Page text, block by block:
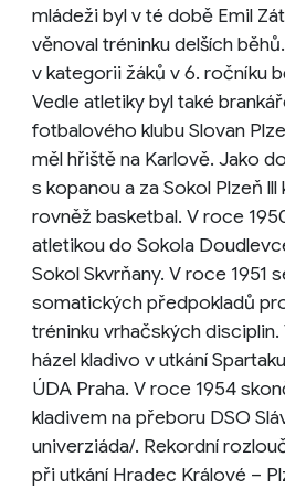
mládeži byl v té době Emil
věnoval tréninku delších
v kategorii žáků v 6. ročníku
Vedle atletiky byl také
fotbalového klubu Slovan
měl hřiště na Karlově. Jako
s kopanou a za Sokol Plzeň
rovněž basketbal. V roce
atletikou do Sokola
Sokol Skvrňany. V roce 1951
somatických předpokladů
tréninku vrhačských
házel kladivo v utkání
ÚDA Praha. V roce 1954
kladivem na přeboru DSO
univerziáda/. Rekordní
při utkání Hradec Králové –